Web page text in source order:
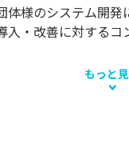
様のシステム開
・改善に対する
もっと